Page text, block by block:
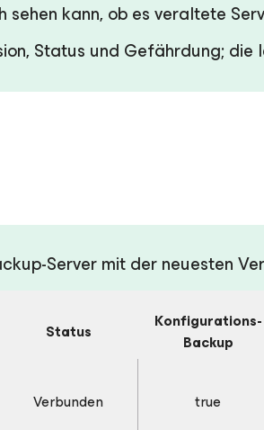
kann, ob es veraltete
Status und Gefährdung;
Server mit der neuesten
Status
Konfigurations-
Backup
Verbunden true